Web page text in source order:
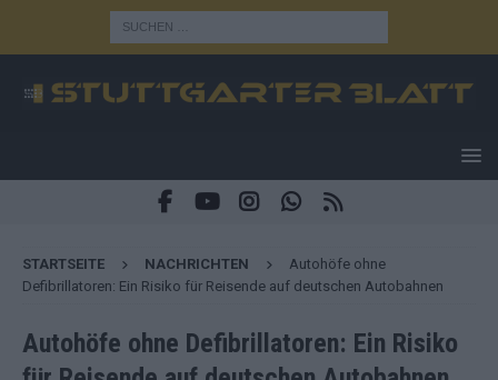
STARTSEITE NACHRICHTEN
Autohöfe ohne
Defibrillatoren: Ein Risiko für Reisende auf deutschen Autobahnen
Autohöfe ohne Defibrillatoren: Ein Risiko